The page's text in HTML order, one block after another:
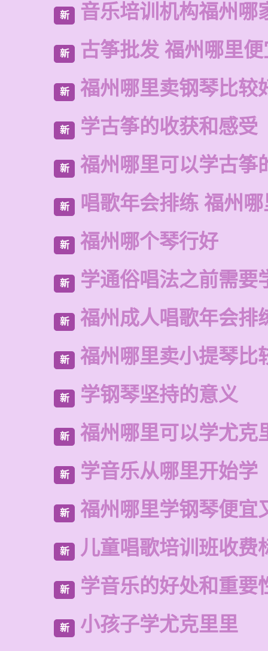
新 音乐培训机构福州哪
新 古筝批发 福州哪里
新 福州哪里卖钢琴比较
新 学古筝的收获和感受
新 福州哪里可以学古筝
新 唱歌年会排练 福州
新 福州哪个琴行好
新 学通俗唱法之前需要
新 福州成人唱歌年会排
新 福州哪里卖小提琴比
新 学钢琴坚持的意义
新 福州哪里可以学尤克
新 学音乐从哪里开始学
新 福州哪里学钢琴便宜
新 儿童唱歌培训班收费
新 学音乐的好处和重要
新 小孩子学尤克里里